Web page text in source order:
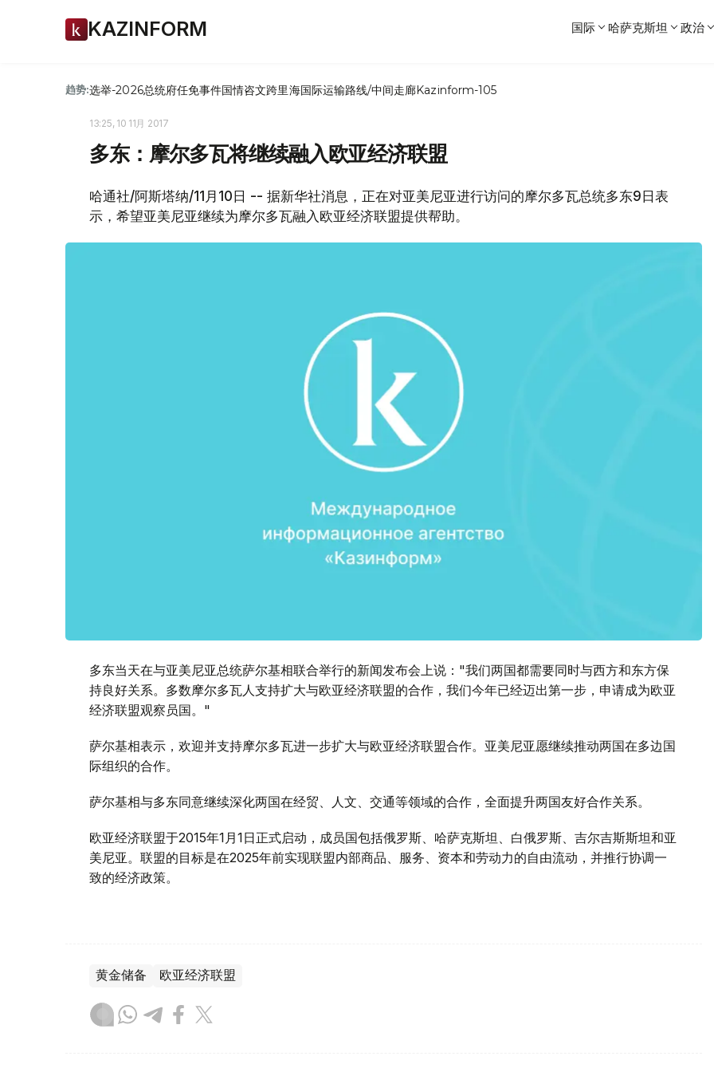
KAZINFORM 国际 哈萨克斯坦 政治
趋势:选举-2026总统府任免事件国情咨文跨里海国际运输路线/中间走廊Kazinform-105
13:25, 10 11月 2017
多东：摩尔多瓦将继续融入欧亚经济联盟
哈通社/阿斯塔纳/11月10日 -- 据新华社消息，正在对亚美尼亚进行访问的摩尔多瓦总统多东9日表
示，希望亚美尼亚继续为摩尔多瓦融入欧亚经济联盟提供帮助。
多东当天在与亚美尼亚总统萨尔基相联合举行的新闻发布会上说："我们两国都需要同时与西方和东方保
持良好关系。多数摩尔多瓦人支持扩大与欧亚经济联盟的合作，我们今年已经迈出第一步，申请成为欧亚
经济联盟观察员国。"
萨尔基相表示，欢迎并支持摩尔多瓦进一步扩大与欧亚经济联盟合作。亚美尼亚愿继续推动两国在多边国
际组织的合作。
萨尔基相与多东同意继续深化两国在经贸、人文、交通等领域的合作，全面提升两国友好合作关系。
欧亚经济联盟于2015年1月1日正式启动，成员国包括俄罗斯、哈萨克斯坦、白俄罗斯、吉尔吉斯斯坦和亚
美尼亚。联盟的目标是在2025年前实现联盟内部商品、服务、资本和劳动力的自由流动，并推行协调一
致的经济政策。
黄金储备 欧亚经济联盟